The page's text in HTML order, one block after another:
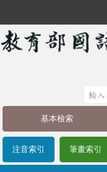
基本檢索
注音索引 筆畫索引